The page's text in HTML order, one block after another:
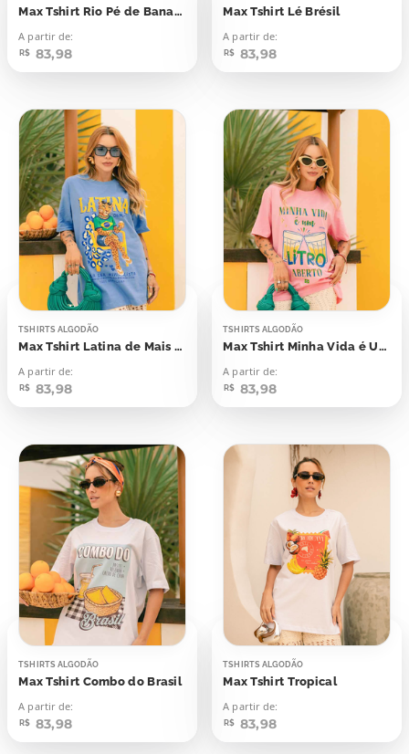
Max Tshirt Rio Pé de Banana Papagaio
A partir de:
R$ 83,98
Max Tshirt Lé Brésil
A partir de:
R$ 83,98
TSHIRTS ALGODÃO
Max Tshirt Latina de Mais Para Ser Minimalista
A partir de:
R$ 83,98
TSHIRTS ALGODÃO
Max Tshirt Minha Vida é Um Litro Aberto
A partir de:
R$ 83,98
TSHIRTS ALGODÃO
Max Tshirt Combo do Brasil
A partir de:
R$ 83,98
TSHIRTS ALGODÃO
Max Tshirt Tropical
A partir de:
R$ 83,98